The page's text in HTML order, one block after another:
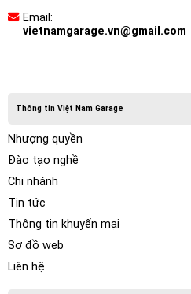
Email:
vietnamgarage.vn@gmail.com
Thông tin Việt Nam Garage
Nhượng quyền
Đào tạo nghề
Chi nhánh
Tin tức
Thông tin khuyến mại
Sơ đồ web
Liên hệ